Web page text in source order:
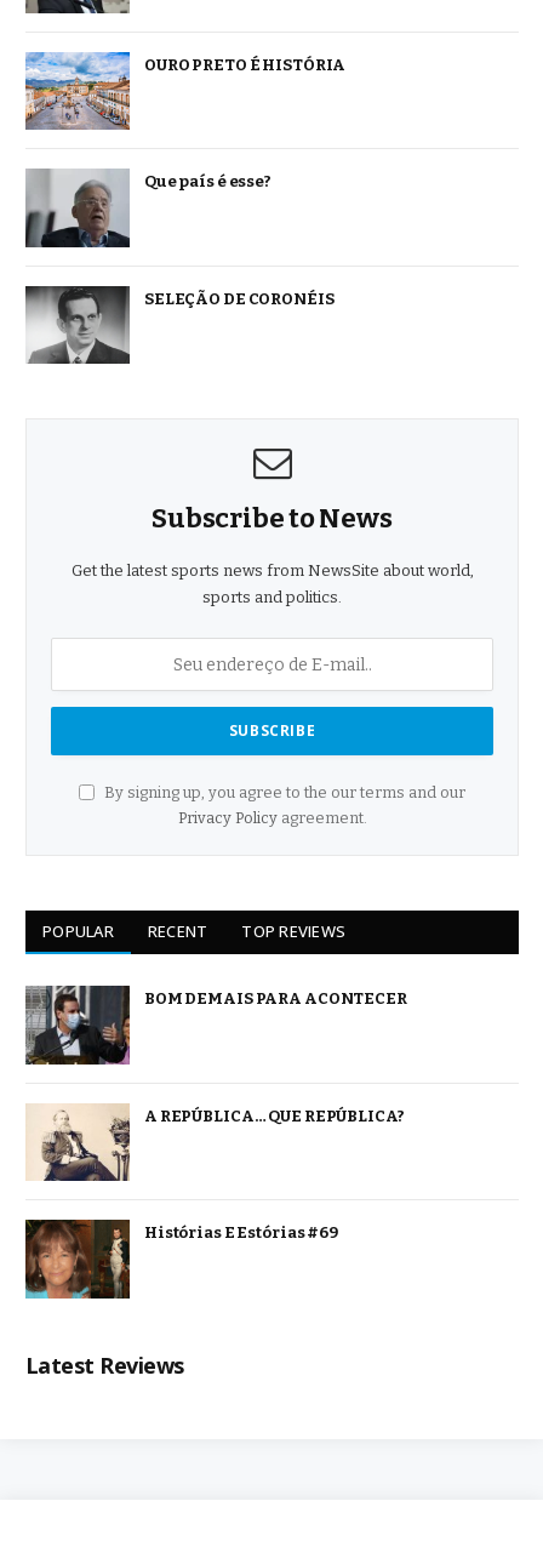
OURO PRETO É HISTÓRIA
Que país é esse?
SELEÇÃO DE CORONÉIS
Subscribe to News
Get the latest sports news from NewsSite about world,
sports and politics.
By signing up, you agree to the our terms and our
Privacy Policyagreement.
POPULAR RECENT TOP REVIEWS
BOM DEMAIS PARA ACONTECER
A REPÚBLICA… QUE REPÚBLICA?
Histórias E Estórias #69
Latest Reviews